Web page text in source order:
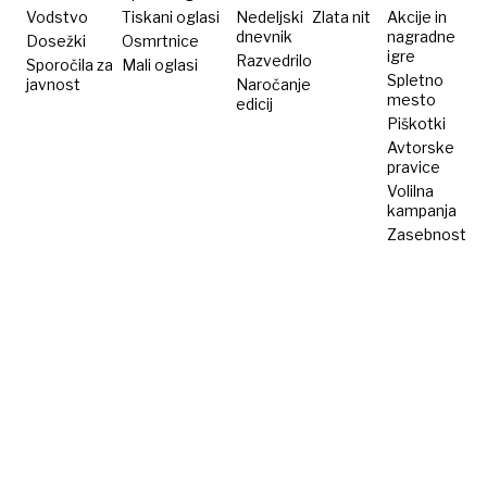
Roka
Ovnička...
Vodstvo
Dosežki
Sporočila za
javnost
Tiskani oglasi
Osmrtnice
Mali oglasi
Nedeljski
dnevnik
Razvedrilo
Naročanje
edicij
Zlata nit
Akcije in
nagradne
igre
Spletno
mesto
Piškotki
Avtorske
pravice
Volilna
kampanja
Zasebnost